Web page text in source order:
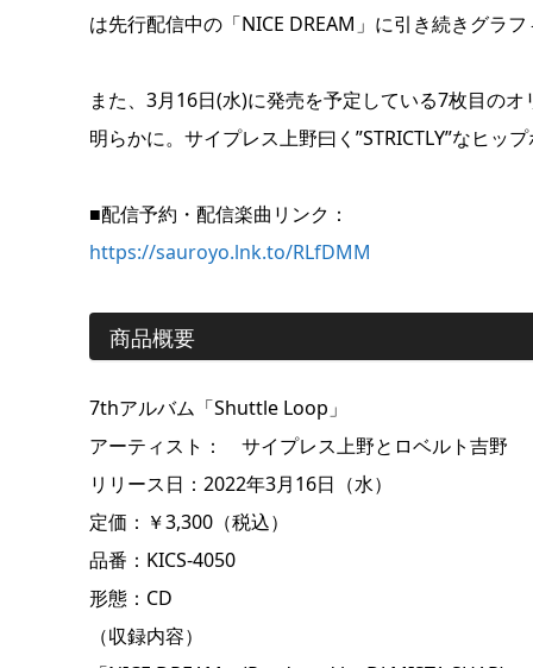
は先行配信中の「NICE DREAM」に引き続きグラ
また、3月16日(水)に発売を予定している7枚目の
明らかに。サイプレス上野曰く”STRICTLY”なヒ
■配信予約・配信楽曲リンク：
https://sauroyo.lnk.to/RLfDMM
商品概要
7thアルバム「Shuttle Loop」
アーティスト： サイプレス上野とロベルト吉野
リリース日：2022年3月16日（水）
定価：￥3,300（税込）
品番：KICS-4050
形態：CD
（収録内容）